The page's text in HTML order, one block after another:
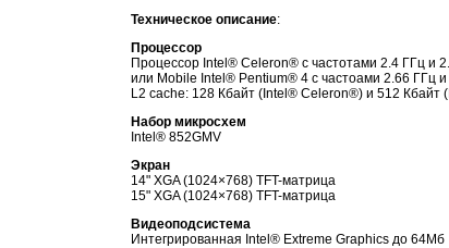
Техническое описание:
Процессор
Процессор Intel® Celeron® с частотами 2.4 ГГц и
или Mobile Intel® Pentium® 4 c частоами 2.66 ГГц
L2 cache: 128 Кбайт (Intel® Celeron®) и 512 Кбайт
Набор микросхем
Intel® 852GMV
Экран
14" XGA (1024×768) TFT-матрица
15" XGA (1024×768) TFT-матрица
Видеоподсистема
Интегрированная Intel® Extreme Graphics до 64Мб